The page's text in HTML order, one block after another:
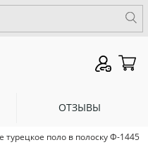
ОТЗЫВЫ
турецкое поло в полоску Ф-1445